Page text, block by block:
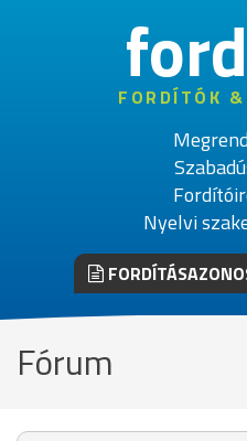
FORDÍTÓK
Nyelvi
Fórum